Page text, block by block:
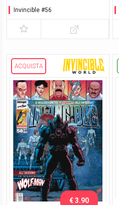
Invincible #56
ACQUISTA
€ 3.90